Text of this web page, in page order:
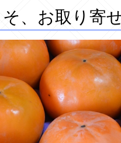
、お取り寄